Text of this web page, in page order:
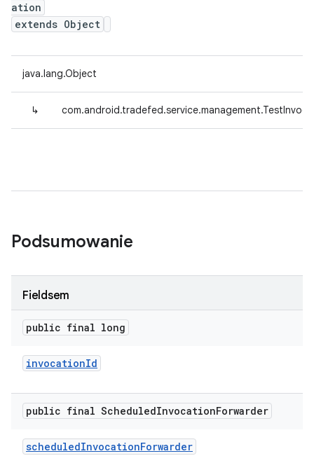
ation
extends Object
java.lang.Object
↳
Podsumowanie
Fieldsem
public final long
invocationId
public final ScheduledInvocationForwarder
scheduledInvocationForwarder